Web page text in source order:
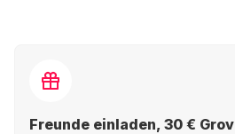
Freunde einladen, 30 €